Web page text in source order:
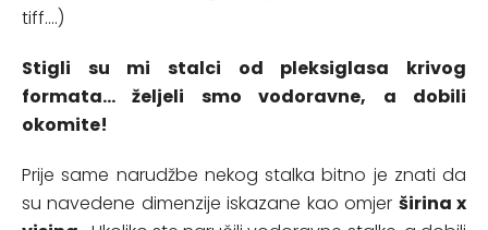
tiff....)
Stigli su mi stalci od pleksiglasa krivog
formata... željeli smo vodoravne, a dobili
okomite!
Prije same narudžbe nekog stalka bitno je znati da
su navedene dimenzije iskazane kao omjer širina x